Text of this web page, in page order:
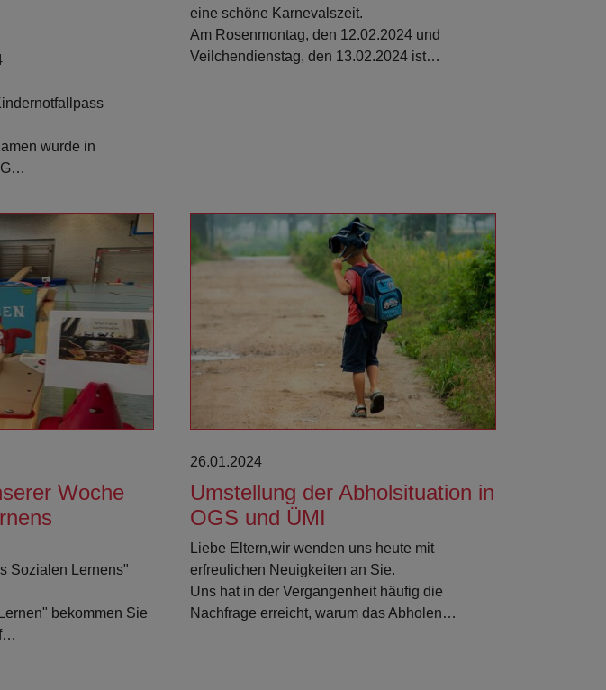
wurde in
eine schöne Karnevalszeit.
Am Rosenmontag, den 12.02.2024 und
Veilchendienstag, den 13.02.2024 ist…
Woche
Sozialen Lernens"
bekommen Sie
Weiterlesen
26.01.2024
Umstellung der Abholsituation in
OGS und ÜMI
Liebe Eltern,wir wenden uns heute mit
erfreulichen Neuigkeiten an Sie.
Uns hat in der Vergangenheit häufig die
Nachfrage erreicht, warum das Abholen…